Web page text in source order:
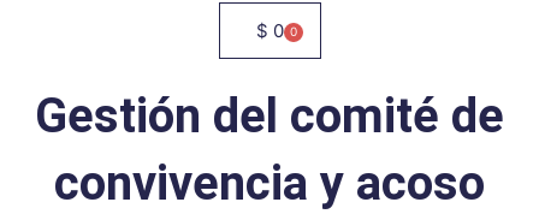
$ 0 0
Cart
Gestión del comité de
convivencia y acoso